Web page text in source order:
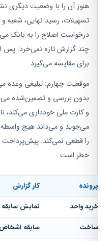
هنوز آن را با وضعیت دیگری
تسهیلات، رسید نهایی، شعبه و
درخواست اصلاح را به بانک می‌دهد.
چند گزارش تازه نمی‌خرد. پس از
برای مقایسه می‌گیرد.
موقعیت چهارم: تبلیغی وعده
بدون بررسی و تضمین‌شده می‌دهد.
و کارت ملی خودداری می‌کند،
می‌جوید و می‌داند هیچ واسطه‌ای
را قطعی نمی‌کند. پیش‌پرداخت
خطر است.
پرونده کار گزارش
خرید واحد
نمایش سابقه
ساخت
سابقه اشخاص